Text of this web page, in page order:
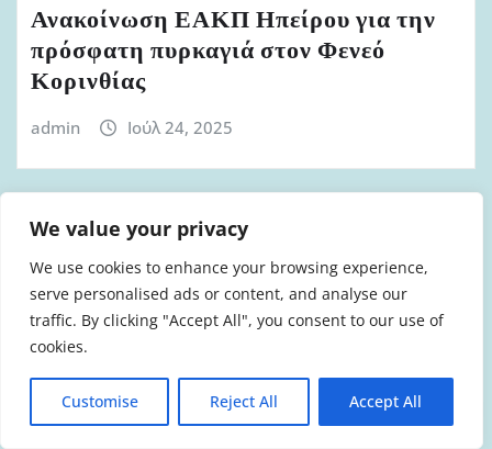
We value your privacy
We use cookies to enhance your browsing experience,
serve personalised ads or content, and analyse our
traffic. By clicking "Accept All", you consent to our use of
cookies.
Customise Reject All Accept All
Ανακοίνωση ΕΑΚΠ Ηπείρου για την
πρόσφατη πυρκαγιά στον Φενεό
Κορινθίας
admin Ιούλ 24, 2025
ΑΝΑΚΟΙΝΏΣΕΙΣ ΕΑΚΠ
Ανακοίνωηση ΕΑΚΠ Ηπείρου για την
πυρκαγιά στην Χίο
admin Ιούλ 3, 2025